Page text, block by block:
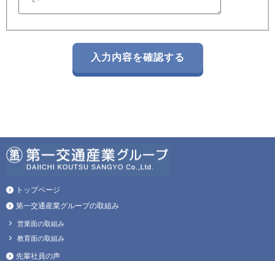
トップページ
第一交通産業グループの取組み
営業面の取組み
教育面の取組み
先輩社員の声